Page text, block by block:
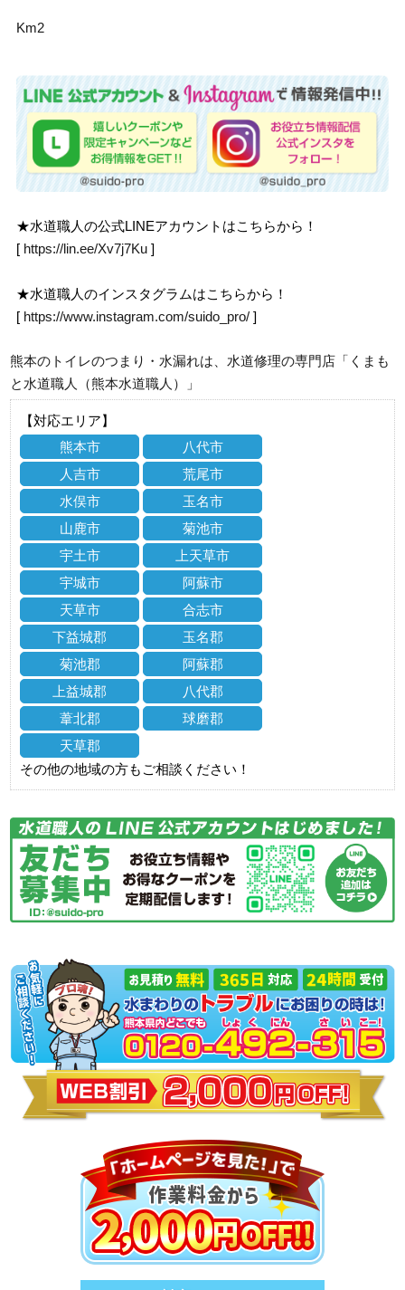
Km2
★水道職人の公式LINEアカウントはこちらから！
[ https://lin.ee/Xv7j7Ku ]
★水道職人のインスタグラムはこちらから！
[ https://www.instagram.com/suido_pro/ ]
熊本のトイレのつまり・水漏れは、水道修理の専門店「くまも
と水道職人（熊本水道職人）」
【対応エリア】
熊本市
八代市
人吉市
荒尾市
水俣市
玉名市
山鹿市
菊池市
宇土市
上天草市
宇城市
阿蘇市
天草市
合志市
下益城郡
玉名郡
菊池郡
阿蘇郡
上益城郡
八代郡
葦北郡
球磨郡
天草郡
その他の地域の方もご相談ください！